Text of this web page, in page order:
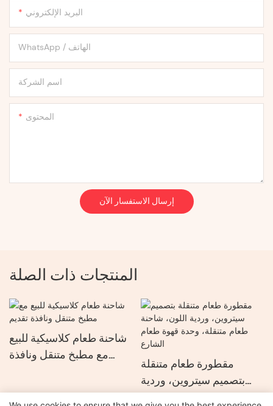
البريد الإلكتروني
WhatsApp / الهاتف
اسم الشركة
المحتوى
إرسال الاستفسار الآن
المنتجات ذات الصلة
شاحنة طعام كلاسيكية للبيع
مع مطبخ متنقل ونافذة
مقطورة طعام متنقلة
بتصميم سيتروين، وردية
اللون، شاحنة طعام متنقلة،